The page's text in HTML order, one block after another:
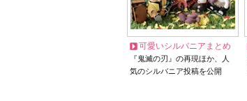
可愛いシルバニアまとめ
『鬼滅の刃』の再現ほか、人
気のシルバニア投稿を公開